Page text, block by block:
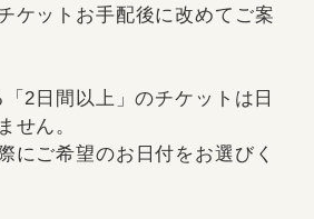
ケットお手配後に改めてご案
2日間以上」のチケットは日
せん。
にご希望のお日付をお選びく